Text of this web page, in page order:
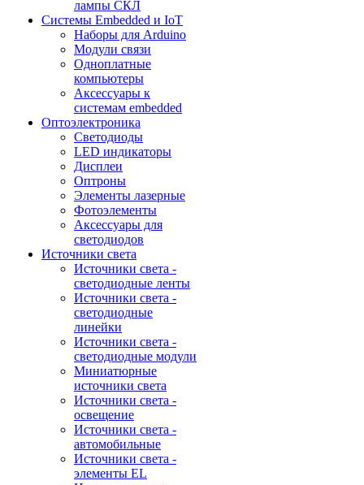
лампы СКЛ
Системы Embedded и IoT
Наборы для Arduino
Модули связи
Одноплатные
компьютеры
Аксессуары к
системам embedded
Oптоэлектроника
Светодиоды
LED индикаторы
Дисплеи
Оптроны
Элементы лазерные
Фотоэлементы
Аксессуары для
светодиодов
Источники света
Источники света -
светодиодные ленты
Источники света -
светодиодные
линейки
Источники света -
светодиодные модули
Миниатюрные
источники света
Источники света -
освещение
Источники света -
автомобильные
Источники света -
элементы EL